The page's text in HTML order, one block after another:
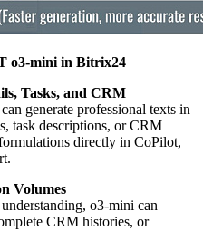
o3-mini in Bitrix24
Tasks, and CRM
generate professional texts in
task descriptions, or CRM
directly in CoPilot,
Volumes
o3-mini can
CRM histories, or